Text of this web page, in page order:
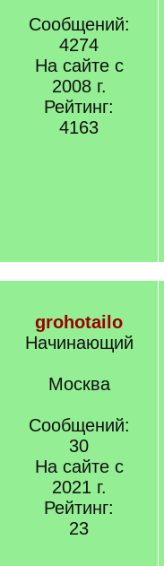
Сообщений:
4274
На сайте с
2008 г.
Рейтинг:
4163
grohotailo
Начинающий
Москва
Сообщений:
30
На сайте с
2021 г.
Рейтинг:
23